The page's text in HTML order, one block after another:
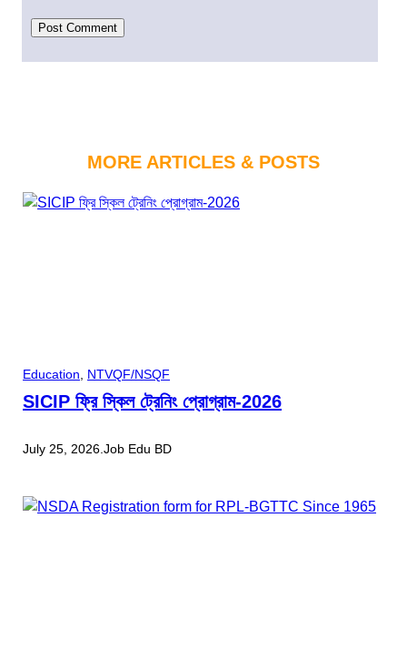
MORE ARTICLES & POSTS
Education, NTVQF/NSQF
SICIP ফ্রি স্কিল ট্রেনিং প্রোগ্রাম-2026
July 25, 2026.Job Edu BD